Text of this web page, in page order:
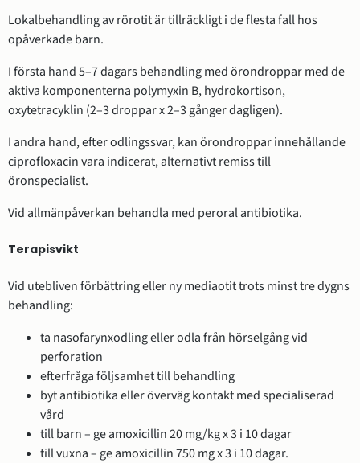
Lokalbehandling av rörotit är tillräckligt i de flesta fall hos
opåverkade barn.
I första hand 5–7 dagars behandling med örondroppar med de
aktiva komponenterna polymyxin B, hydrokortison,
oxytetracyklin (2–3 droppar x 2–3 gånger dagligen).
I andra hand, efter odlingssvar, kan örondroppar innehållande
ciprofloxacin vara indicerat, alternativt remiss till
öronspecialist.
Vid allmänpåverkan behandla med peroral antibiotika.
Terapisvikt
Vid utebliven förbättring eller ny mediaotit trots minst tre dygns
behandling:
ta nasofarynxodling eller odla från hörselgång vid
perforation
efterfråga följsamhet till behandling
byt antibiotika eller överväg kontakt med specialiserad
vård
till barn – ge amoxicillin 20 mg/kg x 3 i 10 dagar
till vuxna – ge amoxicillin 750 mg x 3 i 10 dagar.